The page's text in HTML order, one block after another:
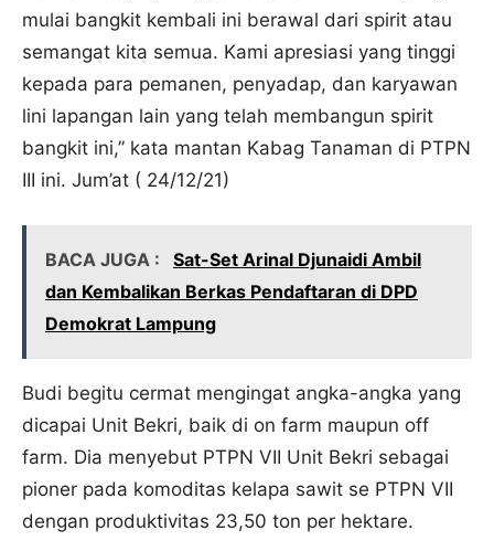
mulai bangkit kembali ini berawal dari spirit atau
semangat kita semua. Kami apresiasi yang tinggi
kepada para pemanen, penyadap, dan karyawan
lini lapangan lain yang telah membangun spirit
bangkit ini,” kata mantan Kabag Tanaman di PTPN
III ini. Jum’at ( 24/12/21)
BACA JUGA :
Sat-Set Arinal Djunaidi Ambil
dan Kembalikan Berkas Pendaftaran di DPD
Demokrat Lampung
Budi begitu cermat mengingat angka-angka yang
dicapai Unit Bekri, baik di on farm maupun off
farm. Dia menyebut PTPN VII Unit Bekri sebagai
pioner pada komoditas kelapa sawit se PTPN VII
dengan produktivitas 23,50 ton per hektare.